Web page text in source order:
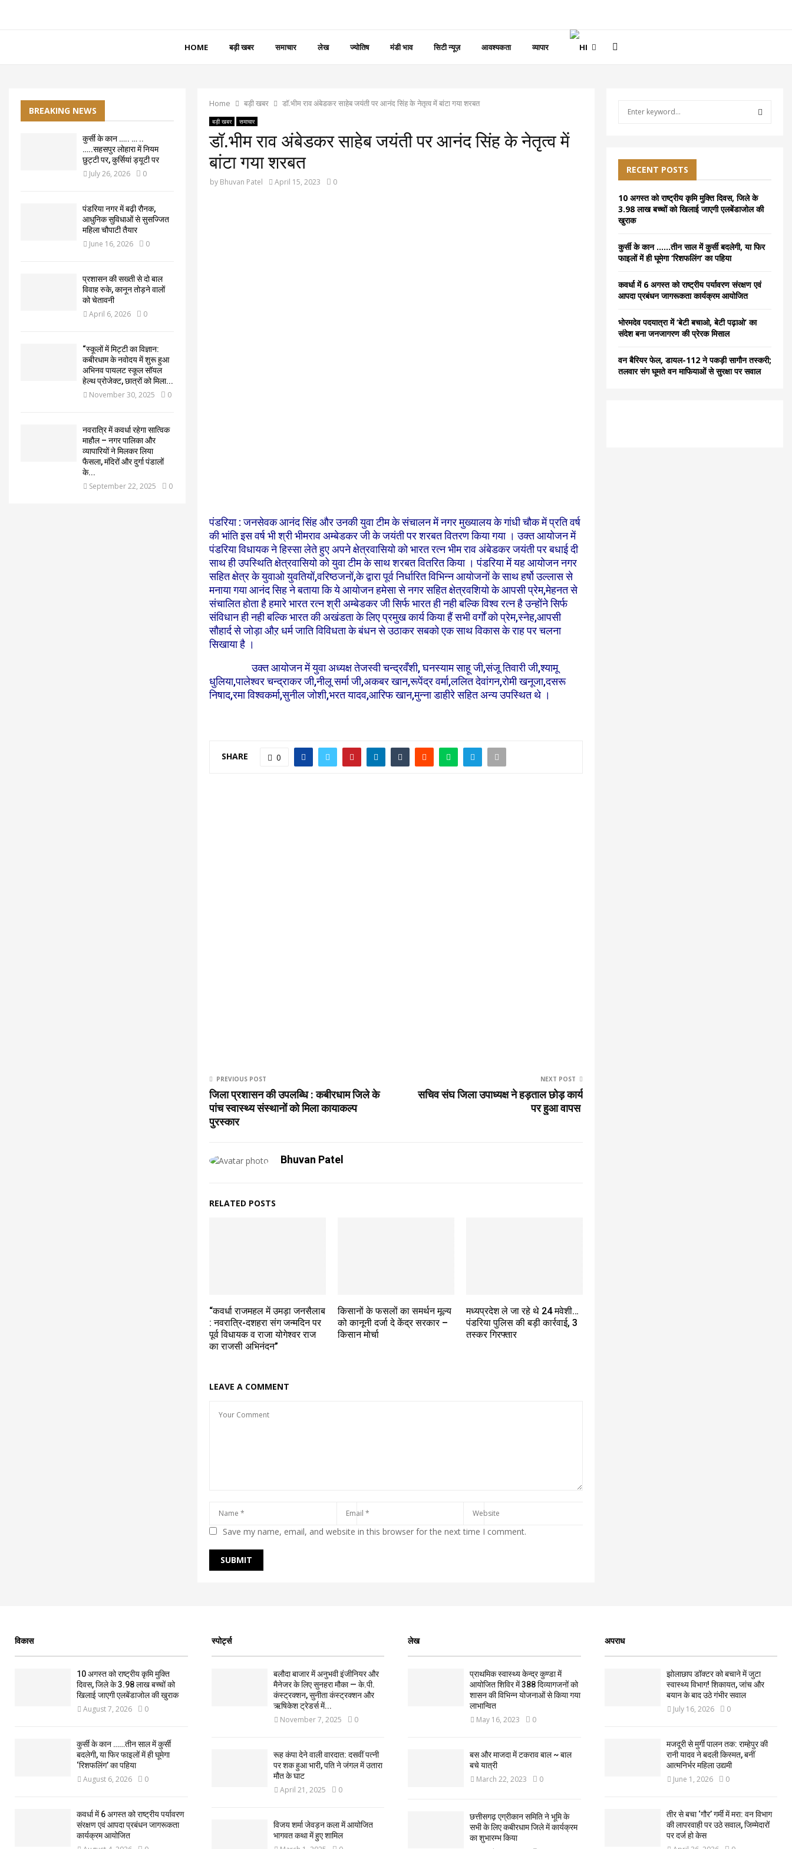
HOME बड़ी खबर समाचार लेख ज्योतिष मंडी भाव सिटी न्यूज़ आवश्यकता व्यापार
Home बड़ी खबर डॉ.भीम राव अंबेडकर साहेब जयंती पर आनंद सिंह के नेतृत्व में बांटा गया शरबत
बड़ी खबर समाचार
डॉ.भीम राव अंबेडकर साहेब जयंती पर आनंद सिंह के नेतृत्व में
बांटा गया शरबत
by Bhuvan Patel April 15, 2023 0
पंडरिया : जनसेवक आनंद सिंह और उनकी युवा टीम के संचालन में नगर मुख्यालय के गांधी चौक में प्रति वर्ष
की भांति इस वर्ष भी श्री भीमराव अम्बेडकर जी के जयंती पर शरबत वितरण किया गया । उक्त आयोजन में
पंडरिया विधायक ने हिस्सा लेते हुए अपने क्षेत्रवासियो को भारत रत्न भीम राव अंबेडकर जयंती पर बधाई दी
साथ ही उपस्थिति क्षेत्रवासियो को युवा टीम के साथ शरबत वितरित किया । पंडरिया में यह आयोजन नगर
सहित क्षेत्र के युवाओ युवतियों,वरिष्ठजनों,के द्वारा पूर्व निर्धारित विभिन्न आयोजनों के साथ हर्षो उल्लास से
मनाया गया आनंद सिह ने बताया कि ये आयोजन हमेसा से नगर सहित क्षेत्रवशियो के आपसी प्रेम,मेहनत से
संचालित होता है हमारे भारत रत्न श्री अम्बेडकर जी सिर्फ भारत ही नही बल्कि विश्व रत्न है उन्होंने सिर्फ
संविधान ही नही बल्कि भारत की अखंडता के लिए प्रमुख कार्य किया हैं सभी वर्गों को प्रेम,स्नेह,आपसी
सौहार्द से जोड़ा औऱ धर्म जाति विविधता के बंधन से उठाकर सबको एक साथ विकास के राह पर चलना
सिखाया है ।
उक्त आयोजन में युवा अध्यक्ष तेजस्वी चन्द्रवँशी, घनस्याम साहू जी,संजू तिवारी जी,श्यामू
धुलिया,पालेश्वर चन्द्राकर जी,नीलू सर्मा जी,अकबर खान,रूपेंद्र वर्मा,ललित देवांगन,रोमी खनूजा,दसरू
निषाद,रमा विश्वकर्मा,सुनील जोशी,भरत यादव,आरिफ खान,मुन्ना डाहीरे सहित अन्य उपस्थित थे ।
SHARE 0
PREVIOUS POST
जिला प्रशासन की उपलब्धि : कबीरधाम जिले के
पांच स्वास्थ्य संस्थानों को मिला कायाकल्प
पुरस्कार
NEXT POST
सचिव संघ जिला उपाध्यक्ष ने हड़ताल छोड़ कार्य
पर हुआ वापस
Bhuvan Patel
RELATED POSTS
“कवर्धा राजमहल में उमड़ा जनसैलाब
: नवरात्रि-दशहरा संग जन्मदिन पर
पूर्व विधायक व राजा योगेश्वर राज
का राजसी अभिनंदन”
किसानों के फसलों का समर्थन मूल्य
को कानूनी दर्जा दे केंद्र सरकार –
किसान मोर्चा
मध्यप्रदेश ले जा रहे थे 24 मवेशी…
पंडरिया पुलिस की बड़ी कार्रवाई, 3
तस्कर गिरफ्तार
LEAVE A COMMENT
Save my name, email, and website in this browser for the next time I comment.
BREAKING NEWS
कुर्सी के कान ….. … ..
…..सहसपुर लोहारा में नियम
छुट्टी पर, कुर्सियां ड्यूटी पर
July 26, 2026 0
पंडरिया नगर में बढ़ी रौनक,
आधुनिक सुविधाओं से सुसज्जित
महिला चौपाटी तैयार
June 16, 2026 0
प्रशासन की सख्ती से दो बाल
विवाह रुके, कानून तोड़ने वालों
को चेतावनी
April 6, 2026 0
“स्कूलों में मिट्टी का विज्ञान:
कबीरधाम के नवोदय में शुरू हुआ
अभिनव पायलट स्कूल सॉयल
हेल्थ प्रोजेक्ट, छात्रों को मिला...
November 30, 2025 0
नवरात्रि में कवर्धा रहेगा सात्विक
माहौल – नगर पालिका और
व्यापारियों ने मिलकर लिया
फैसला, मंदिरों और दुर्गा पंडालों
के...
September 22, 2025 0
f
o
r
:
R
H
RECENT POSTS
10 अगस्त को राष्ट्रीय कृमि मुक्ति दिवस, जिले के
3.98 लाख बच्चों को खिलाई जाएगी एलबेंडाजोल की
खुराक
कुर्सी के कान ……तीन साल में कुर्सी बदलेगी, या फिर
फाइलों में ही घूमेगा ‘रिशफलिंग’ का पहिया
कवर्धा में 6 अगस्त को राष्ट्रीय पर्यावरण संरक्षण एवं
आपदा प्रबंधन जागरूकता कार्यक्रम आयोजित
भोरमदेव पदयात्रा में ‘बेटी बचाओ, बेटी पढ़ाओ’ का
संदेश बना जनजागरण की प्रेरक मिसाल
वन बैरियर फेल, डायल-112 ने पकड़ी सागौन तस्करी;
तलवार संग घूमते वन माफियाओं से सुरक्षा पर सवाल
विकास
10 अगस्त को राष्ट्रीय कृमि मुक्ति
दिवस, जिले के 3.98 लाख बच्चों को
खिलाई जाएगी एलबेंडाजोल की खुराक
August 7, 2026 0
कुर्सी के कान ……तीन साल में कुर्सी
बदलेगी, या फिर फाइलों में ही घूमेगा
‘रिशफलिंग’ का पहिया
August 6, 2026 0
कवर्धा में 6 अगस्त को राष्ट्रीय पर्यावरण
संरक्षण एवं आपदा प्रबंधन जागरूकता
कार्यक्रम आयोजित
स्पोर्ट्स
बलौदा बाजार में अनुभवी इंजीनियर और
मैनेजर के लिए सुनहरा मौका — के.पी.
कंस्ट्रक्शन, सुनीता कंस्ट्रक्शन और
ऋषिकेश ट्रेडर्स में...
November 7, 2025 0
रूह कंपा देने वाली वारदात: दसवीं पत्नी
पर शक हुआ भारी, पति ने जंगल में उतारा
मौत के घाट
April 21, 2025 0
विजय शर्मा जेवड़न कला में आयोजित
भागवत कथा में हुए शामिल
लेख
प्राथमिक स्वास्थ्य केन्द्र कुण्डा में
आयोजित शिविर में 388 दिव्यागजनों को
शासन की विभिन्न योजनाओं से किया गया
लाभान्वित
May 16, 2023 0
बस और माजदा में टकराव बाल ~ बाल
बचे यात्री
March 22, 2023 0
छत्तीसगढ़ एग्रीकान समिति ने भूमि के
सभी के लिए कबीरधाम जिले में कार्यक्रम
का शुभारम्भ किया
अपराध
झोलाछाप डॉक्टर को बचाने में जुटा
स्वास्थ्य विभाग! शिकायत, जांच और
बयान के बाद उठे गंभीर सवाल
July 16, 2026 0
मजदूरी से मुर्गी पालन तक: राम्हेपुर की
रानी यादव ने बदली किस्मत, बनीं
आत्मनिर्भर महिला उद्यमी
June 1, 2026 0
तीर से बचा ‘गौर’ गर्मी में मरा: वन विभाग
की लापरवाही पर उठे सवाल, जिम्मेदारों
पर दर्ज हो केस